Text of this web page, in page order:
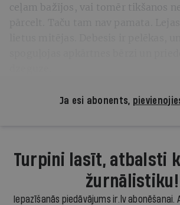
ceļam bažījos, vai tomēr tikšanos
Ja esi abonents,
Turpini lasīt, atbalsti
žurnālistiku!
Iepazīšanās piedāvājums ir.lv abonēšanai.